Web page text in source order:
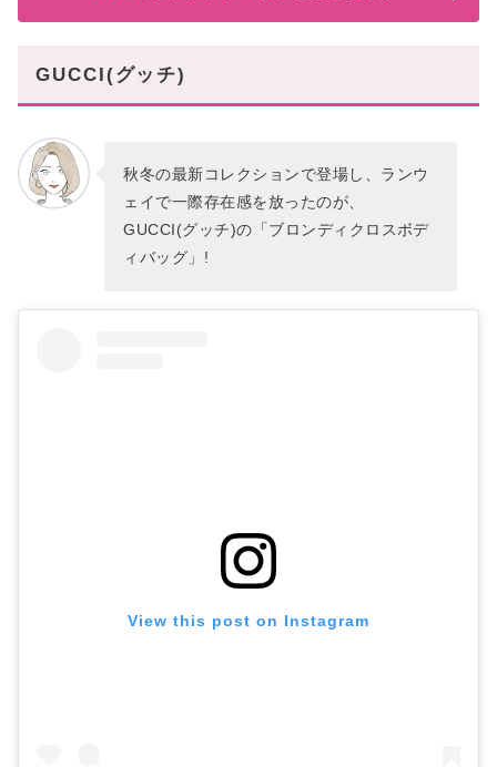
GUCCI(グッチ)
秋冬の最新コレクションで登場し、ランウ
ェイで一際存在感を放ったのが、
GUCCI(グッチ)の「ブロンディクロスボデ
ィバッグ」!
View this post on Instagram